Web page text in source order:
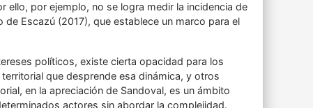
ello, por ejemplo, no se logra medir la incidencia de
Escazú (2017), que establece un marco para el
políticos, existe cierta opacidad para los
que desprende esa dinámica, y otros
en la apreciación de Sandoval, es un ámbito
actores sin abordar la complejidad.